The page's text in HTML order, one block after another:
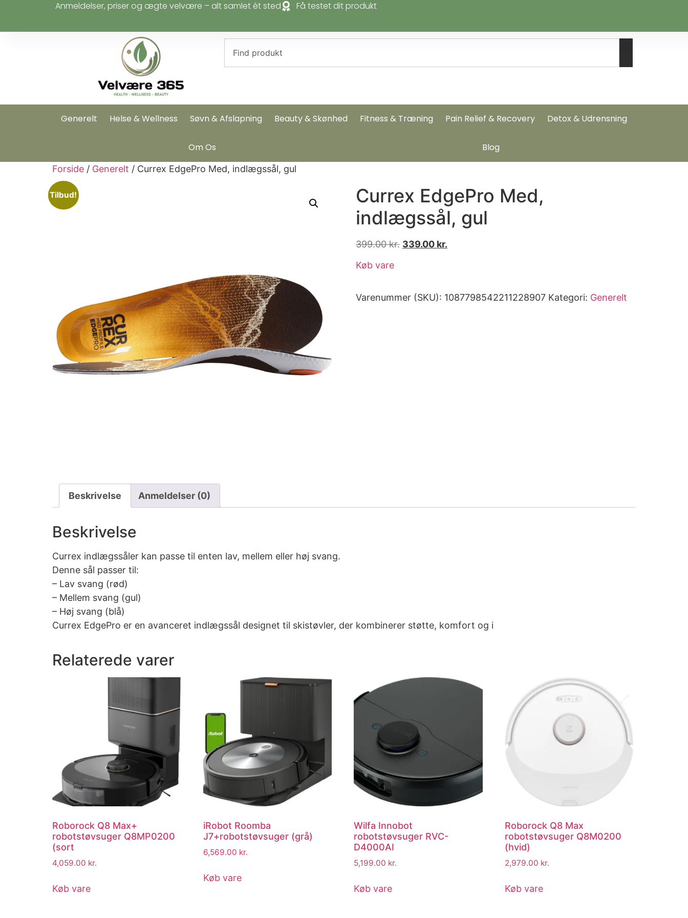
Anmeldelser, priser og ægte velvære – alt samlet ét sted Få testet dit produkt
Generelt Helse & Wellness Søvn & Afslapning Beauty & Skønhed Fitness & Træning Pain Relief & Recovery Detox & Udrensning
Om Os Blog
Forside / Generelt / Currex EdgePro Med, indlægssål, gul
Tilbud!
Currex EdgePro Med,
indlægssål, gul
399.00kr. 339.00 kr.
Køb vare
Varenummer (SKU): 1087798542211228907 Kategori: Generelt
Beskrivelse Anmeldelser (0)
Beskrivelse
Currex indlægssåler kan passe til enten lav, mellem eller høj svang.
Denne sål passer til:
– Lav svang (rød)
– Mellem svang (gul)
– Høj svang (blå)
Currex EdgePro er en avanceret indlægssål designet til skistøvler, der kombinerer støtte, komfort og i
Relaterede varer
Roborock Q8 Max+
robotstøvsuger Q8MP0200
(sort
4,059.00 kr.
Køb vare
iRobot Roomba
J7+robotstøvsuger (grå)
6,569.00 kr.
Køb vare
Wilfa Innobot
robotstøvsuger RVC-
D4000AI
5,199.00 kr.
Køb vare
Roborock Q8 Max
robotstøvsuger Q8M0200
(hvid)
2,979.00 kr.
Køb vare